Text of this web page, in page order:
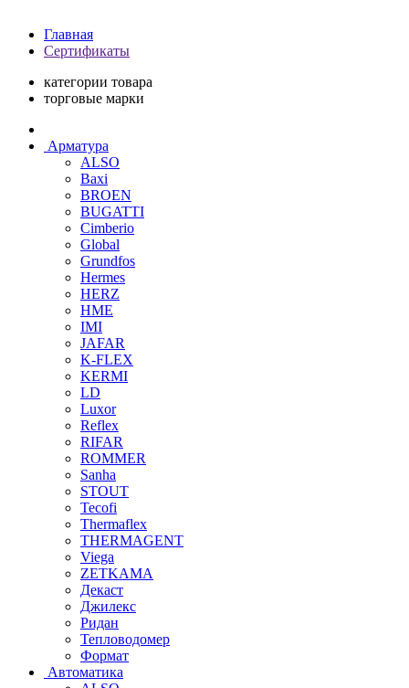
Главная
Сертификаты
категории товара
торговые марки
Арматура
ALSO
Baxi
BROEN
BUGATTI
Cimberio
Global
Grundfos
Hermes
HERZ
HME
IMI
JAFAR
K-FLEX
KERMI
LD
Luxor
Reflex
RIFAR
ROMMER
Sanha
STOUT
Tecofi
Thermaflex
THERMAGENT
Viega
ZETKAMA
Декаст
Джилекс
Ридан
Тепловодомер
Формат
Автоматика